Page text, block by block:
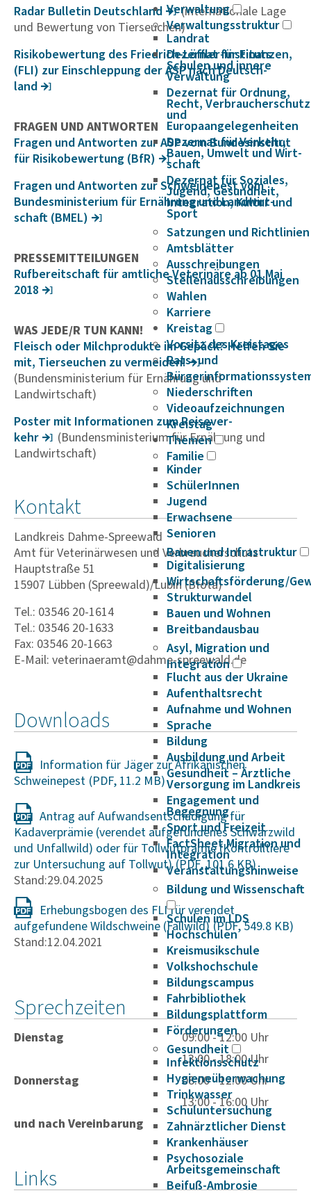
Verwaltung
Verwaltungsstruktur
Landrat
Dezernat für Finanzen,
Schulen und innere
Verwaltung
Dezernat für Ordnung,
Recht, Verbraucherschutz
und
Europaangelegenheiten
Dezernat für Verkehr,
Bauen, Umwelt und Wirt­
schaft
Dezernat für Soziales,
Jugend, Gesundheit,
Integration, Kultur und
Sport
Satzungen und Richtlinien
Amtsblätter
Ausschreibungen
Stellenausschreibungen
Wahlen
Karriere
Kreistag
Vorsitz des Kreistages
Rats- und
Niederschriften
Videoaufzeichnungen
Kreistag
Themen
Familie
Kinder
SchülerInnen
Jugend
Erwachsene
Senioren
Bauen und Infrastruktur
Digitalisierung
Wirtschaftsförderung/
Strukturwandel
Bauen und Wohnen
Breitbandausbau
Asyl, Migration und
Integration
Flucht aus der Ukraine
Aufenthaltsrecht
Aufnahme und Wohnen
Sprache
Bildung
Ausbildung und Arbeit
Gesundheit – Ärztliche
Versorgung im Landkreis
Engagement und
Begegnung
Sport und Freizeit
FactSheet Migration und
Integration
Veranstaltungshinweise
Bildung und Wissenschaft
Schulen im LDS
Hochschulen
Kreismusikschule
Volkshochschule
Bildungscampus
Fahrbibliothek
Bildungsplattform
Förderungen
Gesundheit
Infektionsschutz
Hygieneüberwachung
Trinkwasser
Schuluntersuchung
Zahnärztlicher Dienst
Krankenhäuser
Psychosoziale
Arbeitsgemeinschaft
Beifuß-Ambrosie
Radar Bulletin Deut­sch­land
(internationale Lage
und Bewertung von Tierseuchen)
Risi­ko­be­wer­tung des Fried­rich-Löffler-Insti­tuts
(FLI) zur Einschlep­pung der ASP nach Deut­sch­
land
FRAGEN UND ANTWORTEN
Fragen und Antworten zur ASP vom Bundes­in­stitut
für Risi­ko­be­wer­tung (BfR)
Fragen und Antworten zur Schwei­ne­pest vom
Bundes­mi­nis­te­rium für Ernäh­rung und Land­wirt­
schaft (BMEL)
PRESSEMITTEILUNGEN
Rufbe­reit­schaft für amtliche Vete­ri­näre ab 01.Mai
2018
WAS JEDE/R TUN KANN!
Fleisch oder Milch­pro­dukte im Gepäck? Helfen Sie
mit, Tier­seu­chen zu vermeiden!
(Bundensministerium für Ernährung und
Landwirtschaft)
Poster mit Infor­ma­ti­onen zum Reise­ver­
kehr
(Bundensministerium für Ernährung und
Landwirtschaft)
Kontakt
Landkreis Dahme-Spreewald
Amt für Veterinärwesen und Verbraucherschutz
Hauptstraße 51
15907 Lübben (Spreewald)/Lubin (Błota)
Tel.: 03546 20-1614
Tel.: 03546 20-1633
Fax: 03546 20-1663
E-Mail: veterinaeramt@dahme-spreewald.de
Downloads
Information für Jäger zur Afrikanischen
Schweinepest
Antrag auf Aufwandsentschädigung für
Kadaverprämie (verendet aufgefundenes Schwarzwild
und Unfallwild) oder für Tollwutprämie (Kontrolltiere
zur Untersuchung auf Tollwut)
Stand:29.04.2025
Erhebungsbogen des FLI für verendet
aufgefundene Wildschweine (Fallwild)
Stand:12.04.2021
Sprechzeiten
Dienstag
09:00 - 12:00 Uhr
13:00 - 18:00 Uhr
Donnerstag
08:00 - 12:00 Uhr
13:00 - 16:00 Uhr
und nach Vereinbarung
Links